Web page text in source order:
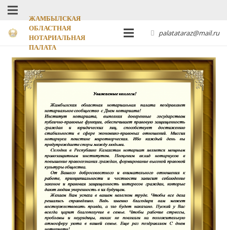
ЖАМБЫЛСКАЯ
ОБЛАСТНАЯ
НОТАРИАЛЬНАЯ
ПАЛАТА
palatataraz@mail.ru